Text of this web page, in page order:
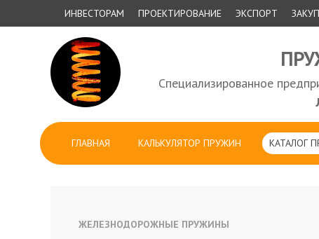
ИНВЕСТОРАМ ПРОЕКТИРОВАНИЕ ЭКСПОРТ
Специализированное
ГЛАВНАЯ КАЛЬКУЛЯТОР ПРУЖИН КАТАЛОГ
ЖЕЛЕЗНОДОРОЖНЫЕ ПРУЖИНЫ